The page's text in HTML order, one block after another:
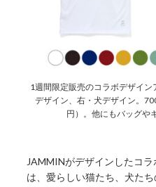
1週間限定販売のコラボデザイ
デザイン、右・犬デザイン。
円）。他にもバッグや
JAMMINがデザインしたコ
は、愛らしい猫たち、犬た